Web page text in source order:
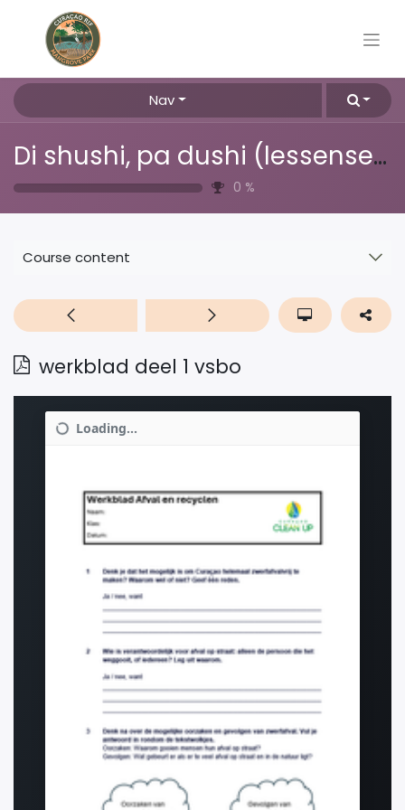
Nav
Di shushi, pa dushi (lessenserie over afval, plastic & recyclen)
0 %
Course content
werkblad deel 1 vsbo